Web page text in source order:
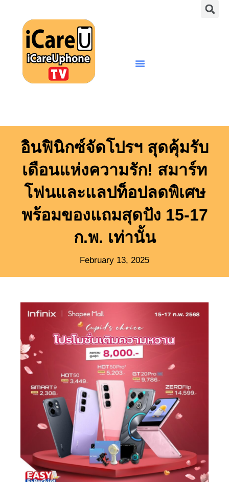
content
อินฟินิกซ์จัดโปรฯ สุดคุ้มรับ
เดือนแห่งความรัก! สมาร์ท
โฟนและแลปท็อปลดพิเศษ
พร้อมของแถมสุดปัง 15-17
ก.พ. เท่านั้น
February 13, 2025